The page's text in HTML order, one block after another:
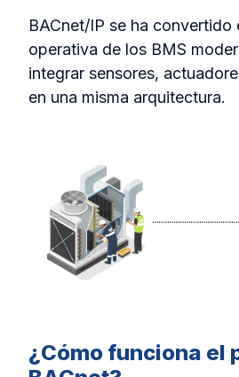
BACnet/IP se ha convertido
operativa de los BMS
integrar sensores,
en una misma arquitectura.
¿Cómo funciona el